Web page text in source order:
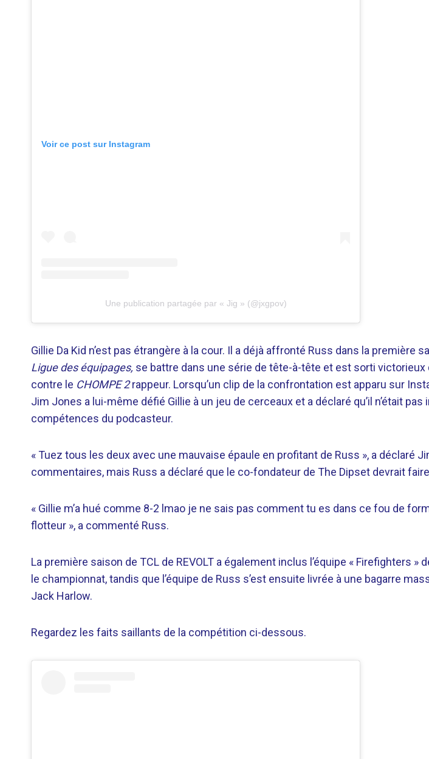
Voir ce post sur Instagram
Une publication partagée par « Jig » (@jxgpov)
Gillie Da Kid n’est pas étrangère à la cour. Il a déjà affronté Russ dans la première
Ligue des équipages, se battre dans une série de tête-à-tête et est sorti victorieux
contre le CHOMPE 2rappeur. Lorsqu’un clip de la confrontation est apparu sur
Jim Jones a lui-même défié Gillie à un jeu de cerceaux et a déclaré qu’il n’était
compétences du podcasteur.
« Tuez tous les deux avec une mauvaise épaule en profitant de Russ », a déclaré
commentaires, mais Russ a déclaré que le co-fondateur de The Dipset devrait
« Gillie m’a hué comme 8-2 lmao je ne sais pas comment tu es dans ce fou de
flotteur », a commenté Russ.
La première saison de TCL de REVOLT a également inclus l’équipe « Firefighters »
le championnat, tandis que l’équipe de Russ s’est ensuite livrée à une bagarre
Jack Harlow.
Regardez les faits saillants de la compétition ci-dessous.